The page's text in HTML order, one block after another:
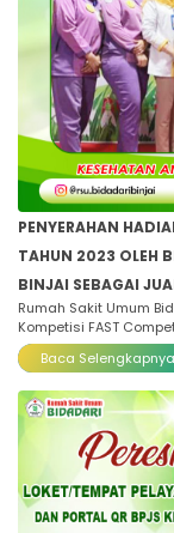
PENYERAHAN
TAHUN 2023 OLEH
BINJAI SEBAGAI
Rumah Sakit Umum
Kompetisi FAST
Baca Selengkapnya